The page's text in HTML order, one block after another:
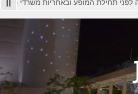
המופע ובאחריות משרדי הכרטיסים